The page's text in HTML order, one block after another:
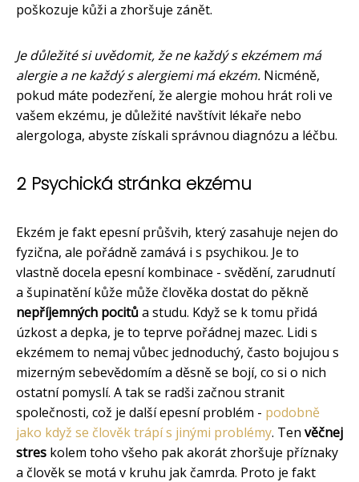
poškozuje kůži a zhoršuje zánět.
Je důležité si uvědomit, že ne každý s ekzémem má
alergie a ne každý s alergiemi má ekzém. Nicméně,
pokud máte podezření, že alergie mohou hrát roli ve
vašem ekzému, je důležité navštívit lékaře nebo
alergologa, abyste získali správnou diagnózu a léčbu.
2 Psychická stránka ekzému
Ekzém je fakt epesní průšvih, který zasahuje nejen do
fyzična, ale pořádně zamává i s psychikou. Je to
vlastně docela epesní kombinace - svědění, zarudnutí
a šupinatění kůže může člověka dostat do pěkně
nepříjemných pocitůa studu. Když se k tomu přidá
úzkost a depka, je to teprve pořádnej mazec. Lidi s
ekzémem to nemaj vůbec jednoduchý, často bojujou s
mizerným sebevědomím a děsně se bojí, co si o nich
ostatní pomyslí. A tak se radši začnou stranit
společnosti, což je další epesní problém - podobně
jako když se člověk trápí s jinými problémy. Ten věčnej
stres kolem toho všeho pak akorát zhoršuje příznaky
a člověk se motá v kruhu jak čamrda. Proto je fakt